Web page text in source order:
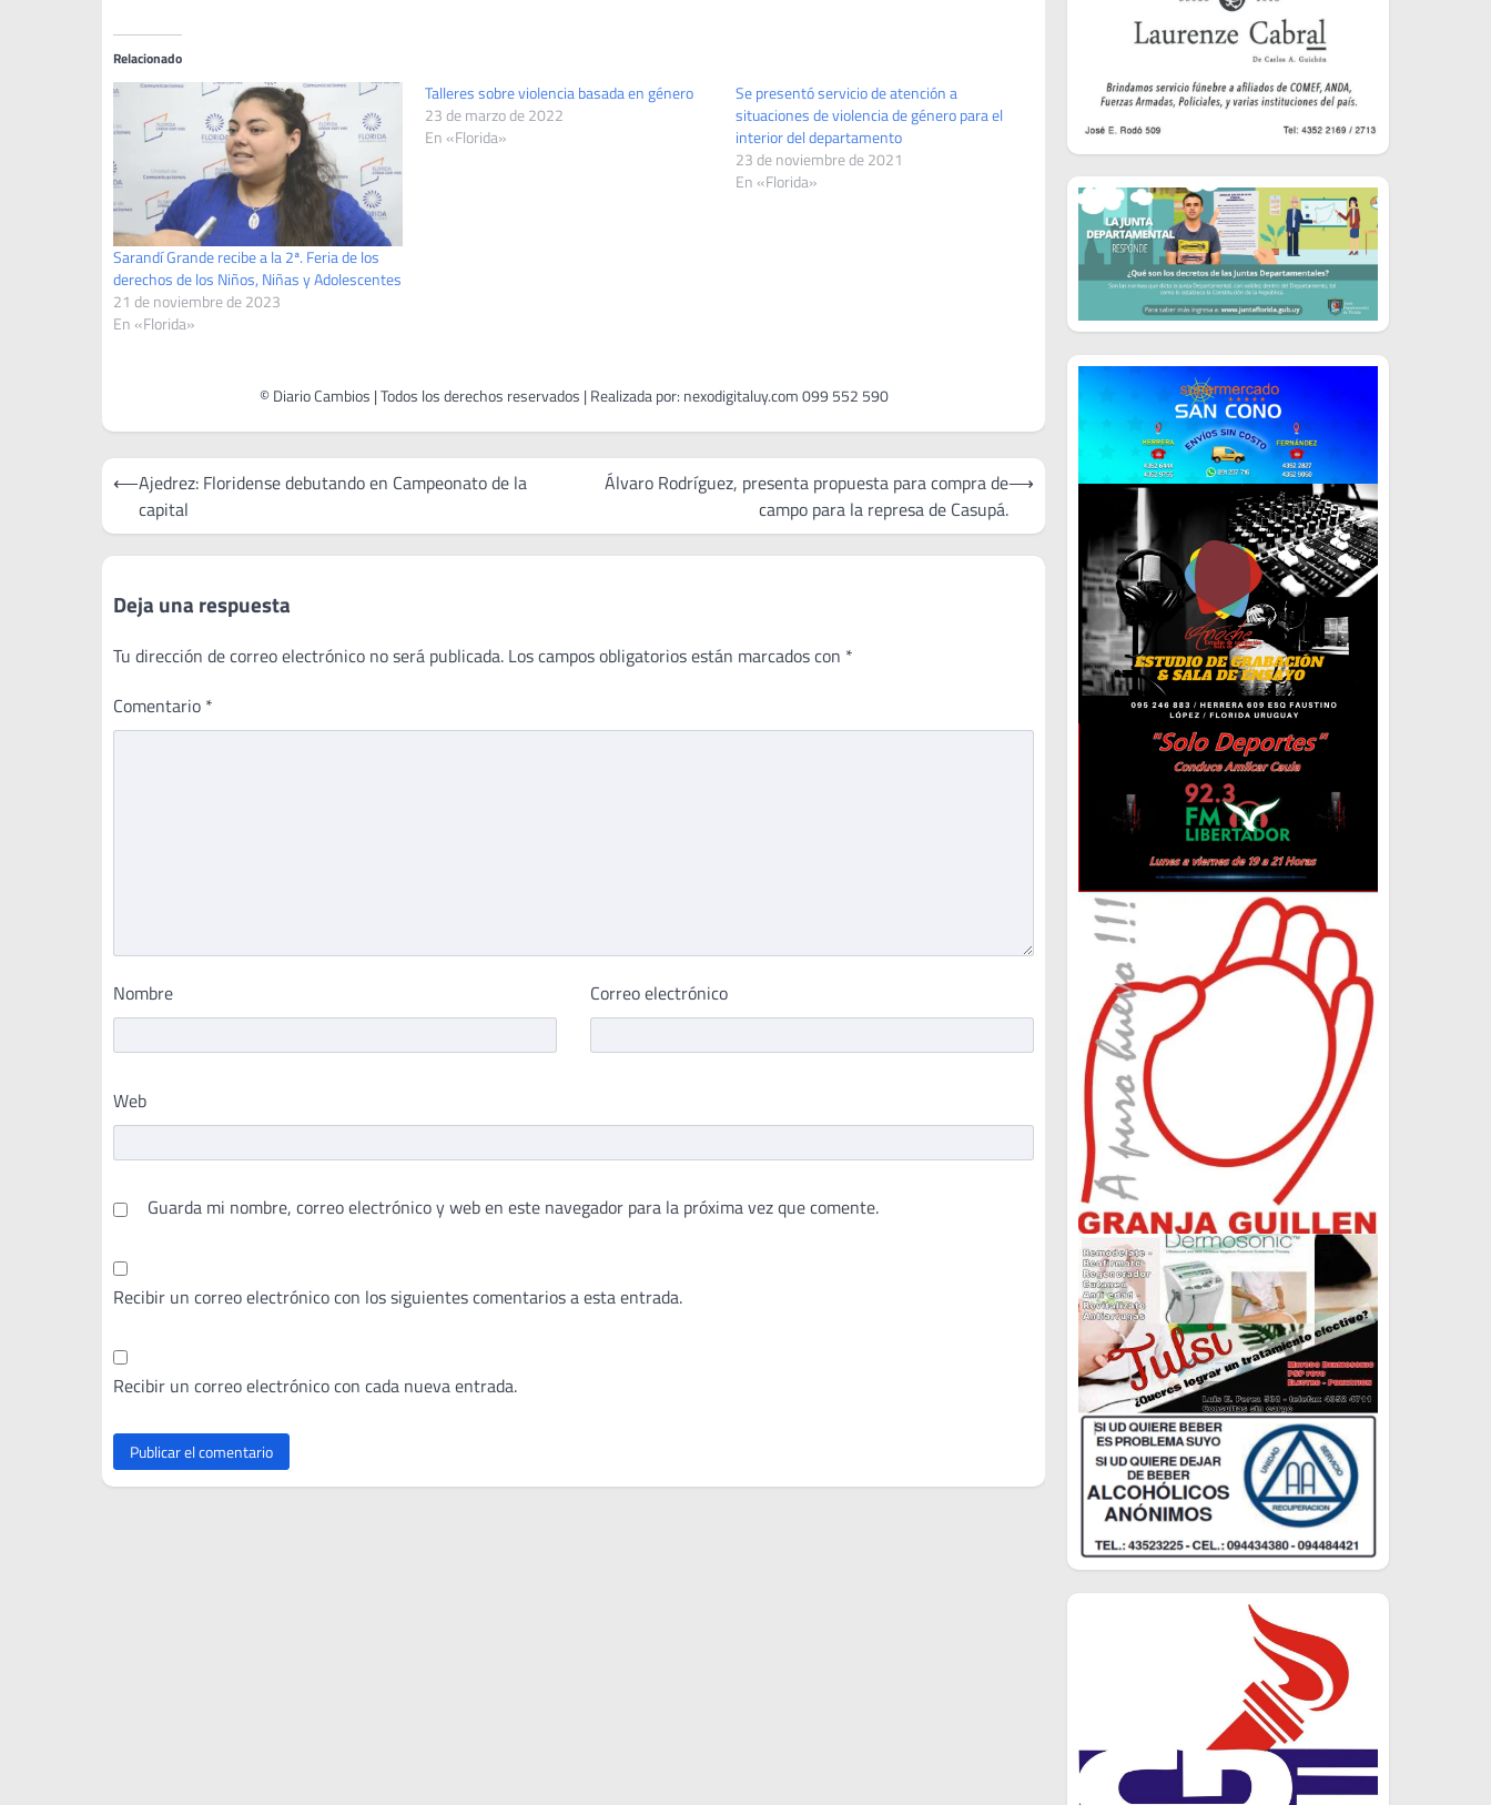
Relacionado
Sarandí Grande recibe a la 2ª. Feria de los
derechos de los Niños, Niñas y Adolescentes
21 de noviembre de 2023
En «Florida»
Talleres sobre violencia basada en género
23 de marzo de 2022
En «Florida»
Se presentó servicio de atención a
situaciones de violencia de género para el
interior del departamento
23 de noviembre de 2021
En «Florida»
Navegación
entradas
⟵Ajedrez: Floridense debutando en Campeonato de la
capital
Álvaro Rodríguez, presenta propuesta para compra de
campo para la represa de Casupá.
⟶
Deja una respuesta
Tu dirección de correo electrónico no será publicada. Los campos obligatorios están marcados con *
Comentario *
Nombre Correo electrónico
Web
Guarda mi nombre, correo electrónico y web en este navegador para la próxima vez que comente.
Recibir un correo electrónico con los siguientes comentarios a esta entrada.
Recibir un correo electrónico con cada nueva entrada.